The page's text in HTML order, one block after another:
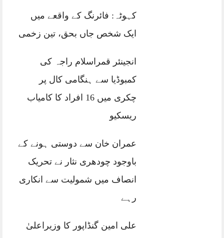
کہوٹہ: فائرنگ کے واقعے میں
ایک شخص جاں بحق، تین زخمی
انجینئر قمراسلام راجہ کی
کمبوڈیا سے ہنگامی کال پر
چکری میں 16 افراد کا کامیاب
ریسکیو
عمران خان سے دوستی ہونے کے
باوجود چودھری نثار نے تحریک
انصاف میں شمولیت سے انکاری
رہے
علی امین گنڈاپور کا وزیراعلیٰ